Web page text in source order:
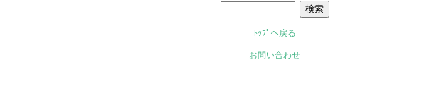
ﾄｯﾌﾟへ戻る
お問い合わせ